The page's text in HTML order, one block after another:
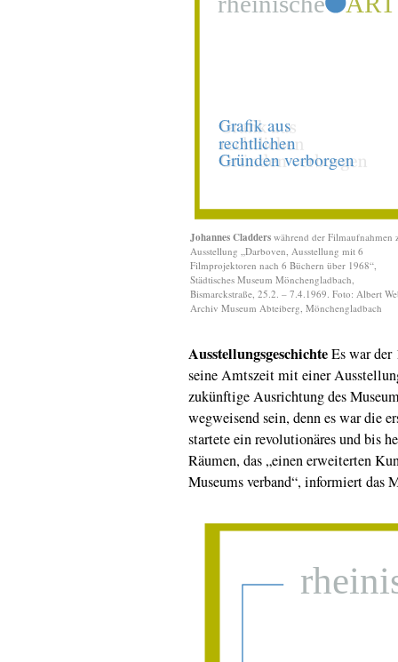
Johannes Cladders während der Filmaufnahmen
Ausstellung „Darboven, Ausstellung mit 6
Filmprojektoren nach 6 Büchern über 1968“,
Städtisches Museum Mönchengladbach,
Bismarckstraße, 25.2. – 7.4.1969. Foto: Albert
Archiv Museum Abteiberg, Mönchengladbach
AusstellungsgeschichteEs war der
seine Amtszeit mit einer
zukünftige Ausrichtung des
wegweisend sein, denn es war die
startete ein revolutionäres und bis
Räumen, das „einen erweiterten
Museums verband“, informiert das